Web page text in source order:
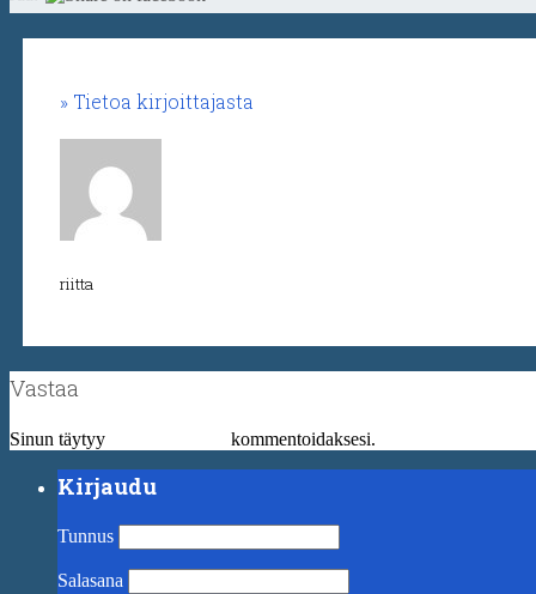
Tietoa kirjoittajasta
riitta
Vastaa
Sinun täytyy kommentoidaksesi.
Kirjaudu
Tunnus
Salasana